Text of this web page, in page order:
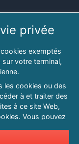
privée
exemptés
votre terminal,
les cookies ou des
à et traiter des
à ce site Web,
Vous pouvez
sur « Refuser